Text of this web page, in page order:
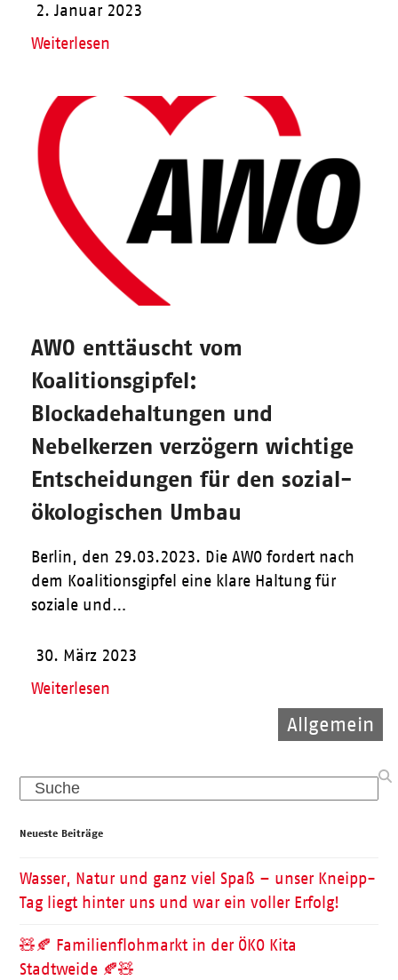
Allgemein
Kinder
2. Januar 2023
Weiterlesen
Allgemein
AWO enttäuscht vom
Koalitionsgipfel:
Blockadehaltungen und
Nebelkerzen verzögern wichtige
Entscheidungen für den sozial-
ökologischen Umbau
Berlin, den 29.03.2023. Die AWO fordert nach
dem Koalitionsgipfel eine klare Haltung für
soziale und…
30. März 2023
Weiterlesen
Search
Neueste Beiträge
Wasser, Natur und ganz viel Spaß – unser Kneipp-
Tag liegt hinter uns und war ein voller Erfolg!
🧸🍂 Familienflohmarkt in der ÖKO Kita
Stadtweide 🍂🧸